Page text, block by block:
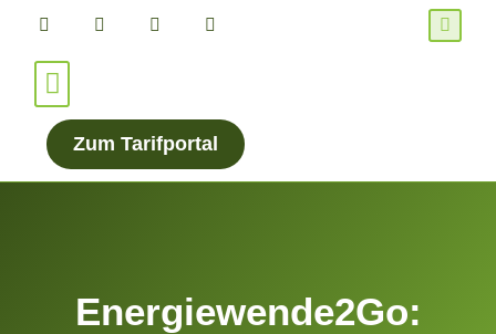
Zum Tarifportal
Energiewende2Go: